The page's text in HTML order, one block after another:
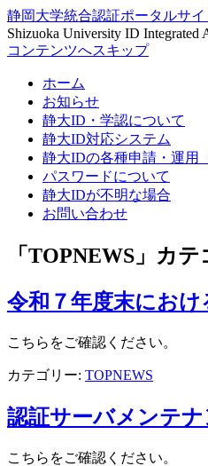
静岡大学統合認証ポータルサイ
Shizuoka University ID Integrated
コンテンツへスキップ
ホーム
お知らせ
静大ID・学認について
静大ID対応システム
静大IDの各種申請・運用
パスワードについて
静大IDが不明な場合
お問い合わせ
「 TOPNEWS 」カ
令和７年度末にお
こちらをご確認ください。
カテゴリー: TOPNEWS
認証サーバメンテ
こちらをご確認ください。